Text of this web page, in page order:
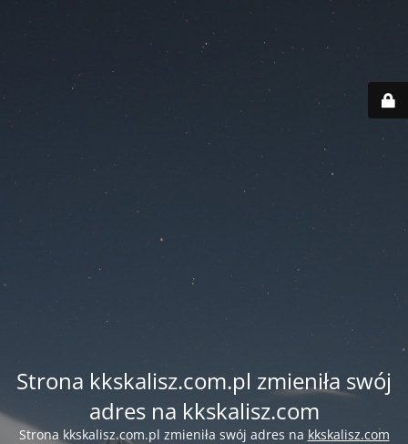
Strona kkskalisz.com.pl zmieniła swój
adres na kkskalisz.com
Strona kkskalisz.com.pl zmieniła swój adres na kkskalisz.com